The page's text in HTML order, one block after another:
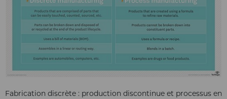
Fabrication discrète : production discontinue et processus en